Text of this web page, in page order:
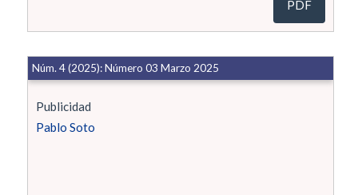
PDF
Publicidad
Pablo Soto
Núm. 4 (2025): Número 03 Marzo 2025